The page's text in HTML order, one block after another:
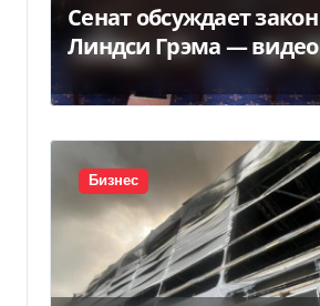
Сенат обсуждает закон
Линдси Грэма — видео
Бизнес